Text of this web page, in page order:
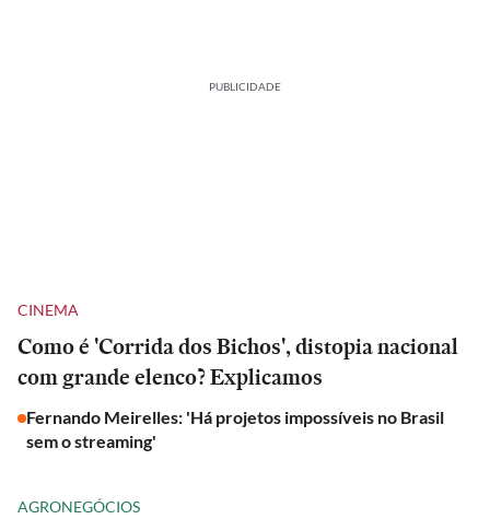
PUBLICIDADE
CINEMA
Como é 'Corrida dos Bichos', distopia nacional
com grande elenco? Explicamos
Fernando Meirelles: 'Há projetos impossíveis no Brasil
sem o streaming'
AGRONEGÓCIOS